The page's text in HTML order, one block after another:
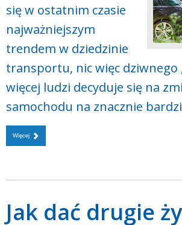
się w ostatnim czasie
najważniejszym
trendem w dziedzinie
transportu, nic więc dziwnego
więcej ludzi decyduje się na
samochodu na znacznie
Więcej
Jak dać drugie